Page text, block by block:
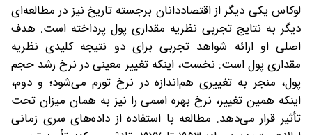
لوکاس یکی دیگر از اقتصاددانان برجسته تاریخ نیز در مطالعه‌ای
دیگر به نتایج تجربی نظریه مقداری پول پرداخته است. هدف
اصلی او ارائه شواهد تجربی برای دو نتیجه کلیدی نظریه
مقداری پول است: نخست، اینکه تغییر معینی در نرخ رشد حجم
پول، منجر به تغییری هم‌اندازه در نرخ تورم می‌شود؛ و دوم،
اینکه همین تغییر، نرخ بهره اسمی را نیز به همان میزان تحت
تأثیر قرار می‌دهد. مطالعه با استفاده از داده‌های سری زمانی